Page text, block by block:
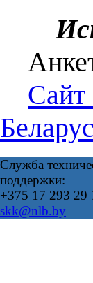
Сайт
Служба
поддержки:
+375 17 293 29
skk@nlb.by